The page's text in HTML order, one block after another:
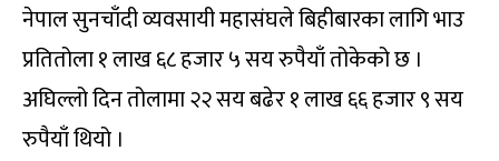
नेपाल सुनचाँदी व्यवसायी महासंघले बिहीबारका लागि भाउ
प्रतितोला १ लाख ६८ हजार ५ सय रुपैयाँ तोकेको छ ।
अघिल्लो दिन तोलामा २२ सय बढेर १ लाख ६६ हजार ९ सय
रुपैयाँ थियो ।